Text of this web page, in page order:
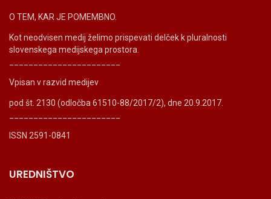
O TEM, KAR JE POMEMBNO.
Kot neodvisen medij želimo prispevati delček k pluralnosti
slovenskega medijskega prostora.
Vpisan v razvid medijev
pod št. 2130 (odločba 61510-88/2017/2), dne 20.9.2017.
ISSN 2591-0841
UREDNIŠTVO